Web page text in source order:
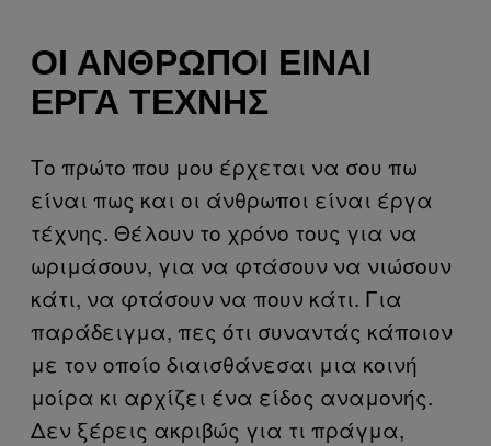
ΟΙ ΆΝΘΡΩΠΟΙ ΕΊΝΑΙ
ΈΡΓΑ ΤΈΧΝΗΣ
Το πρώτο που μου έρχεται να σου πω
είναι πως και οι άνθρωποι είναι έργα
τέχνης. Θέλουν το χρόνο τους για να
ωριμάσουν, για να φτάσουν να νιώσουν
κάτι, να φτάσουν να πουν κάτι. Για
παράδειγμα, πες ότι συναντάς κάποιον
με τον οποίο διαισθάνεσαι μια κοινή
μοίρα κι αρχίζει ένα είδος αναμονής.
Δεν ξέρεις ακριβώς για τι πράγμα,